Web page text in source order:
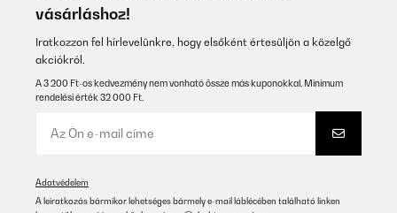
Fordítsd le
Preis u. Leistung in Ordnung
vásárláshoz!
Iratkozzon fel hírlevelünkre, hogy elsőként értesüljön a közelgő
akciókról.
A 3 200 Ft-os kedvezmény nem vonható össze más kuponokkal. Minimum
rendelési érték 32 000 Ft.
Adatvédelem
A leiratkozás bármikor lehetséges bármely e-mail láblécében található linken